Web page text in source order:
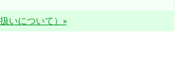
いについて）»